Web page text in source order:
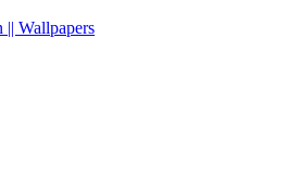
|| Wallpapers